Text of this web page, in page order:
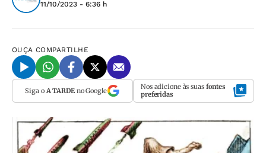
11/10/2023 - 6:36 h
OUÇA COMPARTILHE
Siga o A TARDEno Google Nos adicione às suas fontes
preferidas